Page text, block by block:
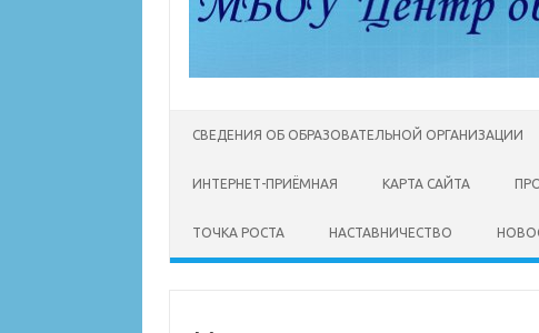
СВЕДЕНИЯ ОБ ОБРАЗОВАТЕЛЬНОЙ ОРГАНИЗАЦИИ
ИНТЕРНЕТ-ПРИЁМНАЯ КАРТА САЙТА
ТОЧКА РОСТА НАСТАВНИЧЕСТВО